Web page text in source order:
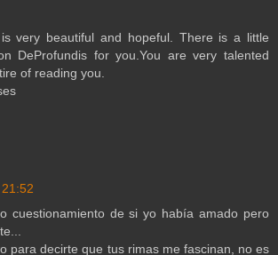
very beautiful and hopeful. There is a little
DeProfundis for you.You are very talented
of reading you.
21:52
cuestionamiento de si yo había amado pero
para decirte que tus rimas me fascinan, no es